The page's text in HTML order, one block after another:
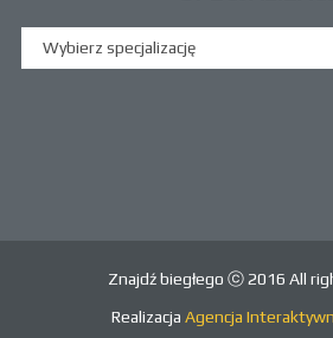
Wybierz specjalizację
Znajdź biegłego ⓒ 2016 All
Realizacja Agencja